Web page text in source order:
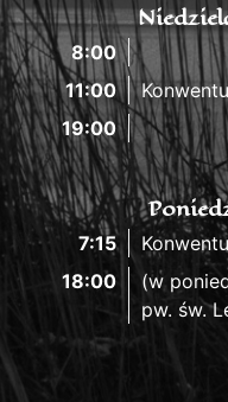
8:00
11:00
19:00
7:15
18:00
(w
pw. św.